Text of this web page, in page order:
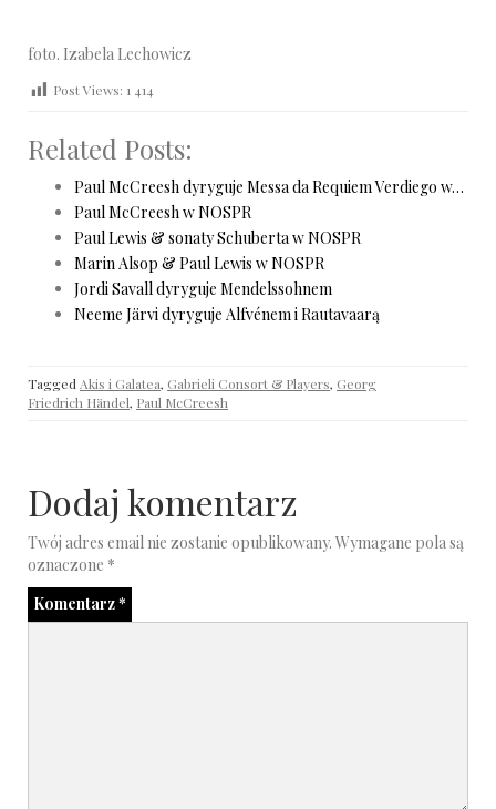
foto. Izabela Lechowicz
Post Views: 1 414
Related Posts:
Paul McCreesh dyryguje Messa da Requiem Verdiego w…
Paul McCreesh w NOSPR
Paul Lewis & sonaty Schuberta w NOSPR
Marin Alsop & Paul Lewis w NOSPR
Jordi Savall dyryguje Mendelssohnem
Neeme Järvi dyryguje Alfvénem i Rautavaarą
TaggedAkis i Galatea, Gabrieli Consort & Players, Georg
Friedrich Händel, Paul McCreesh
Dodaj komentarz
Twój adres email nie zostanie opublikowany. Wymagane pola są
oznaczone *
Komentarz*